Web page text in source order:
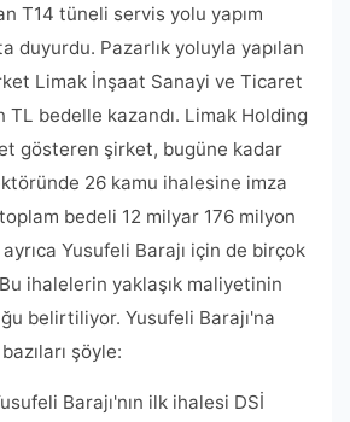
T14 tüneli servis yolu yapım
duyurdu. Pazarlık yoluyla yapılan
Limak İnşaat Sanayi ve Ticaret
TL bedelle kazandı. Limak Holding
gösteren şirket, bugüne kadar
26 kamu ihalesine imza
bedeli 12 milyar 176 milyon
Yusufeli Barajı için de birçok
ihalelerin yaklaşık maliyetinin
belirtiliyor. Yusufeli Barajı'na
şöyle:
Barajı'nın ilk ihalesi DSİ